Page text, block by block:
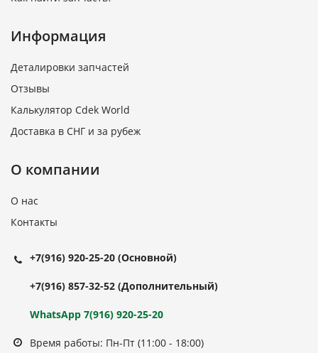
Информация
Деталировки запчастей
Отзывы
Калькулятор Cdek World
Доставка в СНГ и за рубеж
О компании
О нас
Контакты
+7(916) 920-25-20 (Основной)
+7(916) 857-32-52 (Дополнительный)
WhatsApp 7(916) 920-25-20
Время работы: Пн-Пт (11:00 - 18:00)